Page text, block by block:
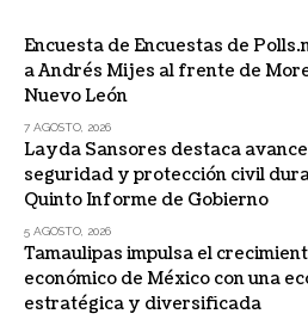
Encuesta de Encuestas de
a Andrés Mijes al frente de
Nuevo León
7 AGOSTO, 2026
Layda Sansores destaca
seguridad y protección civil
Quinto Informe de Gobierno
5 AGOSTO, 2026
Tamaulipas impulsa el
económico de México con una
estratégica y diversificada